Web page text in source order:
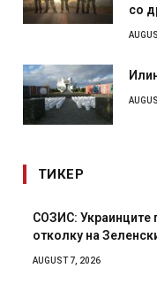
со
ТИКЕР
СОЗИС: Украинците
отколку на Зеленски
AUGUST 7, 2026